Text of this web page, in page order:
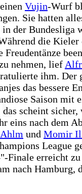
Vujin-Wurf
Sie hatten
der Bundesliga
die Kieler
nehmen, lief
ihm. Der
das bessere
Saison mit
scheint
eins nach dem
und Momir
League
Finale erreicht zu
nach Hamburg,